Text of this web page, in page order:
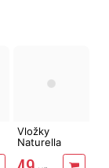
Vložky
Naturella
Classic Maxi
16 ks